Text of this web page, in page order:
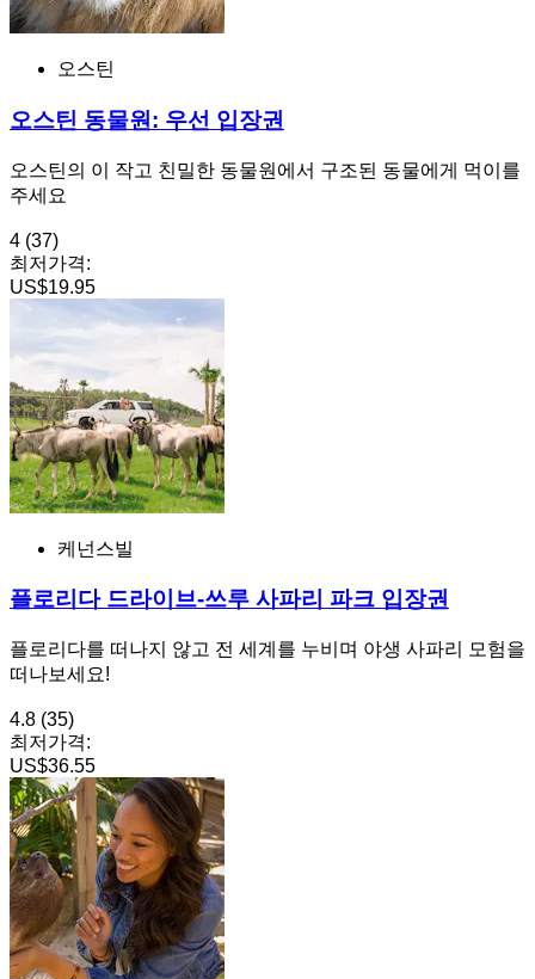
오스틴
오스틴 동물원: 우선 입장권
오스틴의 이 작고 친밀한 동물원에서 구조된 동물에게 먹이를
주세요
4 (37)
최저가격:
US$19.95
케넌스빌
플로리다 드라이브-쓰루 사파리 파크 입장권
플로리다를 떠나지 않고 전 세계를 누비며 야생 사파리 모험을
떠나보세요!
4.8 (35)
최저가격:
US$36.55